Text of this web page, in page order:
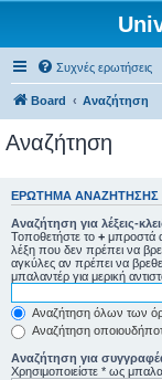
Συχνές ερωτήσεις
Board Αναζήτηση
Αναζήτηση
ΕΡΏΤΗΜΑ ΑΝΑΖΉΤΗΣΗΣ
Αναζήτηση για λέξεις-
Τοποθετήστε το + μπροστά
λέξη που δεν πρέπει να
αγκύλες αν πρέπει να
μπαλαντέρ για μερική
Αναζήτηση όλων των
Αναζήτηση
Αναζήτηση για
Χρησιμοποιείστε * ως